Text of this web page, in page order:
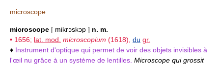
microscope
microscope [ mikrɔskɔp ] n. m.
• 1656; lat. mod. microscopium (1618), du gr.
♦ Instrument d'optique qui permet de voir des objets invisibles à
l'œil nu grâce à un système de lentilles. Microscope qui grossit